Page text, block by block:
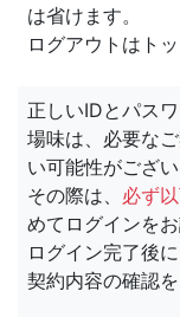
は省けます。
ログアウトはト
正しいIDとパス
場味は、必要な
い可能性がござい
その際は、 必ず
めてログインをお
ログイン完了後
契約内容の確認